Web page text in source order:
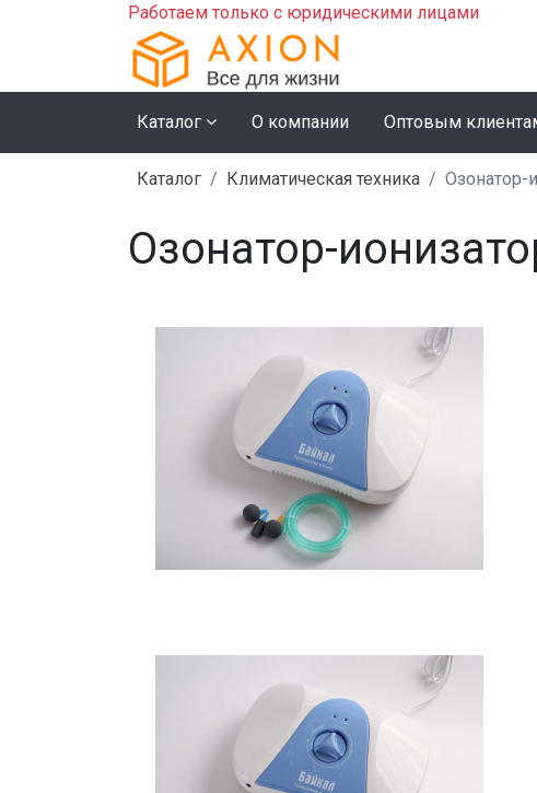
Работаем только с юридическими лицами
Каталог О компании Оптовым
Каталог Климатическая техника Озонатор-
Озонатор-